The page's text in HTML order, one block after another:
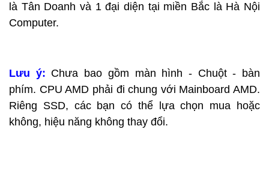
là Tân Doanh và 1 đại diện tại miền Bắc là Hà Nội
Computer.
Lưu ý: Chưa bao gồm màn hình - Chuột - bàn
phím. CPU AMD phải đi chung với Mainboard AMD.
Riêng SSD, các bạn có thể lựa chọn mua hoặc
không, hiệu năng không thay đổi.